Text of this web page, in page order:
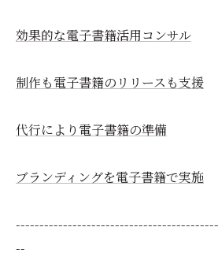
効果的な電子書籍活用コンサル
制作も電子書籍のリリースも支援
代行により電子書籍の準備
ブランディングを電子書籍で実施
--